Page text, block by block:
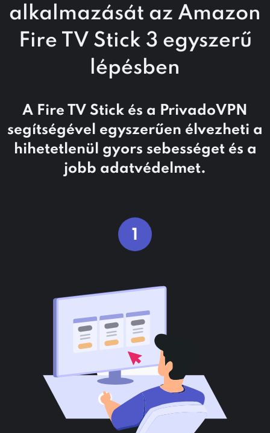
alkalmazását az Amazon
Fire TV Stick 3 egyszerű
lépésben
A Fire TV Stick és a PrivadoVPN
segítségével egyszerűen élvezheti a
hihetetlenül gyors sebességet és a
jobb adatvédelmet.
1